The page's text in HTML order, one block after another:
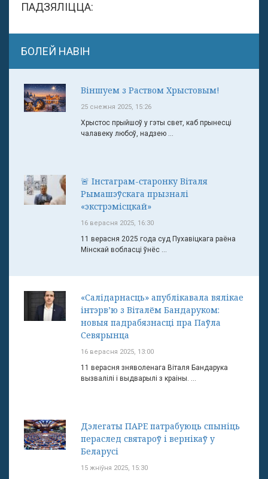
ПАДЗЯЛІЦЦА:
БОЛЕЙ НАВІН
Віншуем з Раством Хрыстовым!
25 снежня 2025, 15:26
Хрыстос прыйшоў у гэты свет, каб прынесці
чалавеку любоў, надзею ...
🚨 Інстаграм-старонку Віталя
Рымашэўскага прызналі
«экстрэмісцкай»
16 верасня 2025, 16:30
11 верасня 2025 года суд Пухавіцкага раёна
Мінскай вобласці ўнёс ...
«Салідарнасць» апублікавала вялікае
інтэрв’ю з Віталём Бандаруком:
новыя падрабязнасці пра Паўла
Севярынца
16 верасня 2025, 13:00
11 верасня зняволенага Віталя Бандарука
вызвалілі і выдварылі з краіны. ...
Дэлегаты ПАРЕ патрабуюць спыніць
пераслед святароў і вернікаў у
Беларусі
15 жніўня 2025, 15:30